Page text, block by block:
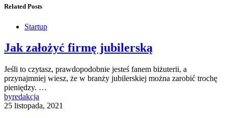
Related Posts
Startup
Jak założyć firmę jubilerską
Jeśli to czytasz, prawdopodobnie jesteś fanem biżuterii, a
przynajmniej wiesz, że w branży jubilerskiej można zarobić trochę
pieniędzy. …
byredakcja
25 listopada, 2021